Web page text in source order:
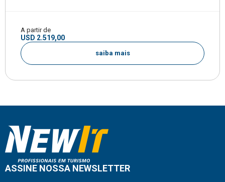
A partir de
USD 2.519,00
saiba mais
ASSINE NOSSA NEWSLETTER